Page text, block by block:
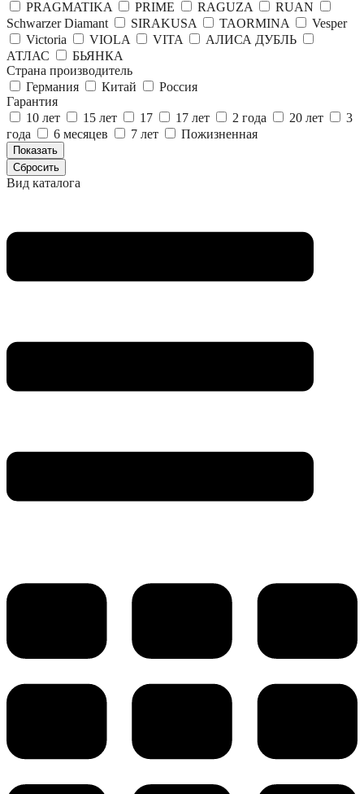
PRAGMATIKA PRIME RAGUZA
RUAN
Schwarzer Diamant
SIRAKUSA TAORMINA
Vesper
Victoria
VIOLA VITA
АЛИСА ДУБЛЬ
АТЛАС
БЬЯНКА
Страна производитель
Германия
Китай
Россия
Гарантия
10 лет
15 лет 17 17 лет 2 года 20 лет
3
года
6 месяцев 7 лет Пожизненная
Вид каталога